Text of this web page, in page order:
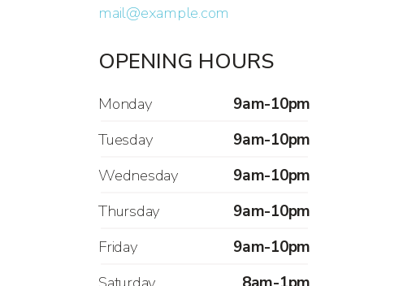
mail@example.com
OPENING HOURS
Monday
9am-10pm
Tuesday
9am-10pm
Wednesday
9am-10pm
Thursday
9am-10pm
Friday
9am-10pm